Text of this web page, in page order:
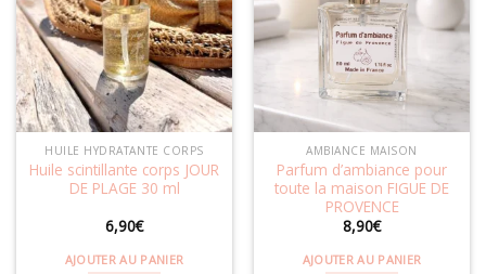
Ajouter
à la
wishlist
HUILE HYDRATANTE CORPS
Huile scintillante corps JOUR
DE PLAGE 30 ml
6,90€
AJOUTER AU PANIER
à la
AMBIANCE MAISON
Parfum d’ambiance pour
toute la maison FIGUE DE
PROVENCE
8,90€
AJOUTER AU PANIER